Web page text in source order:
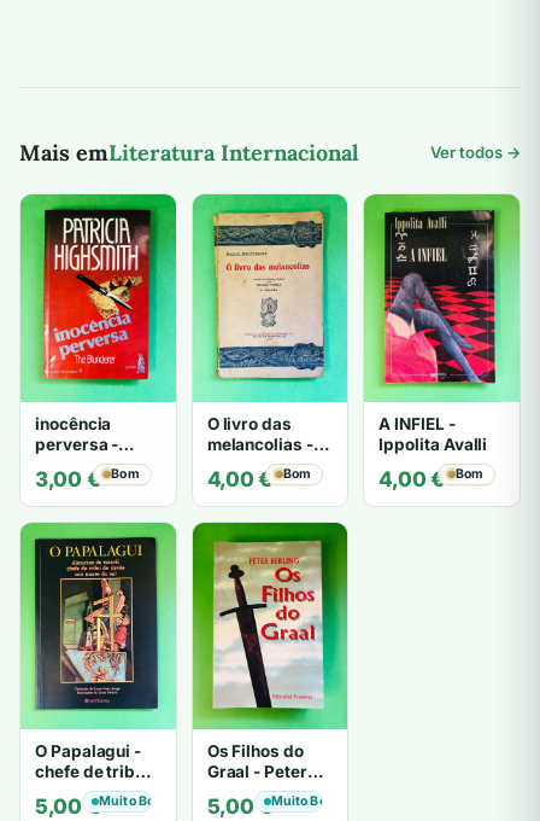
Mais emLiteratura Internacional Ver todos →
inocência
perversa -
PATRICIA
HIGHSMITH
3,00 € Bom
O livro das
melancolias -
Mantegazza
4,00€ Bom
A INFIEL -
Ippolita Avalli
4,00€ Bom
O Papalagui -
chefe de tribo
de tiavéa
5,00€Muito Bom
Os Filhos do
Graal - Peter
Berling
5,00€Muito Bom